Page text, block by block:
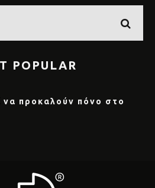
POPULAR
να προκαλούν πόνο στο